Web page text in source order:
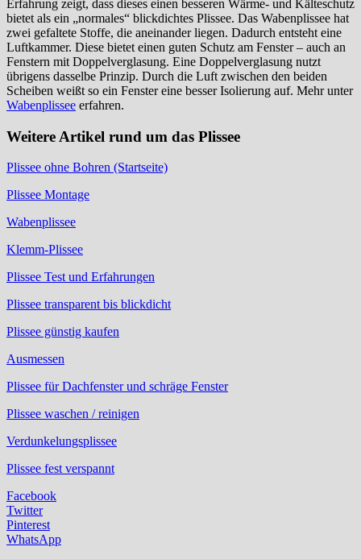
Erfahrung zeigt, dass dieses einen besseren Wärme- und Kälteschutz
bietet als ein „normales“ blickdichtes Plissee. Das Wabenplissee hat
zwei gefaltete Stoffe, die aneinander liegen. Dadurch entsteht eine
Luftkammer. Diese bietet einen guten Schutz am Fenster – auch an
Fenstern mit Doppelverglasung. Eine Doppelverglasung nutzt
übrigens dasselbe Prinzip. Durch die Luft zwischen den beiden
Scheiben weißt so ein Fenster eine besser Isolierung auf. Mehr unter
Wabenplissee erfahren.
Weitere Artikel rund um das Plissee
Plissee ohne Bohren (Startseite)
Plissee Montage
Wabenplissee
Klemm-Plissee
Plissee Test und Erfahrungen
Plissee transparent bis blickdicht
Plissee günstig kaufen
Ausmessen
Plissee für Dachfenster und schräge Fenster
Plissee waschen / reinigen
Verdunkelungsplissee
Plissee fest verspannt
Facebook
Twitter
Pinterest
WhatsApp